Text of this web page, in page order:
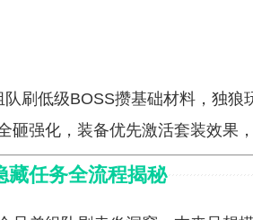
队刷低级BOSS攒基础材料，独狼
砸强化，装备优先激活套装效果
藏任务全流程揭秘